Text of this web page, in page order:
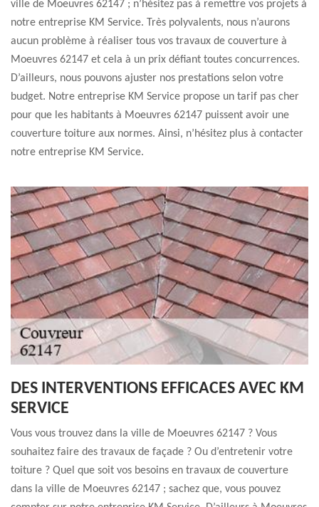
ville de Moeuvres 62147 ; n’hésitez pas à remettre vos projets à
notre entreprise KM Service. Très polyvalents, nous n’aurons
aucun problème à réaliser tous vos travaux de couverture à
Moeuvres 62147 et cela à un prix défiant toutes concurrences.
D’ailleurs, nous pouvons ajuster nos prestations selon votre
budget. Notre entreprise KM Service propose un tarif pas cher
pour que les habitants à Moeuvres 62147 puissent avoir une
couverture toiture aux normes. Ainsi, n’hésitez plus à contacter
notre entreprise KM Service.
DES INTERVENTIONS EFFICACES AVEC KM
SERVICE
Vous vous trouvez dans la ville de Moeuvres 62147 ? Vous
souhaitez faire des travaux de façade ? Ou d’entretenir votre
toiture ? Quel que soit vos besoins en travaux de couverture
dans la ville de Moeuvres 62147 ; sachez que, vous pouvez